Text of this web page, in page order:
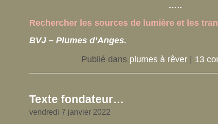
…..
Rechercher les sources de lumière et les
BVJ – Plumes d’Anges.
Publié dans plumes à rêver 13
Texte fondateur…
vendredi 7 janvier 2022